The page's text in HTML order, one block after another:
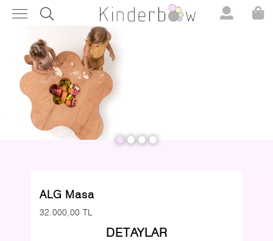
ALG Masa
32.000,00 TL
DETAYLAR